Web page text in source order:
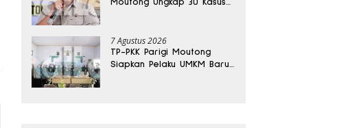
Moutong Ungkap 30 Kasus
7 Agustus 2026
TP-PKK Parigi Moutong
Siapkan Pelaku UMKM Baru